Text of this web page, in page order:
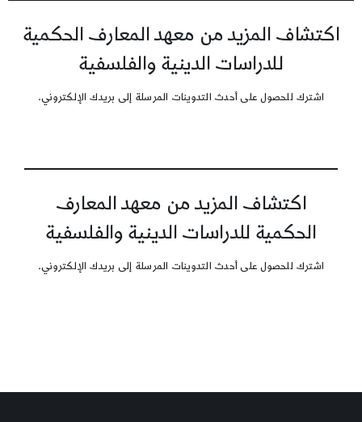
اكتشاف المزيد من معهد المعارف الحكمية
للدراسات الدينية والفلسفية
اشترك للحصول على أحدث التدوينات المرسلة إلى بريدك الإلكتروني.
اكتشاف المزيد من معهد المعارف
الحكمية للدراسات الدينية والفلسفية
اشترك للحصول على أحدث التدوينات المرسلة إلى بريدك الإلكتروني.